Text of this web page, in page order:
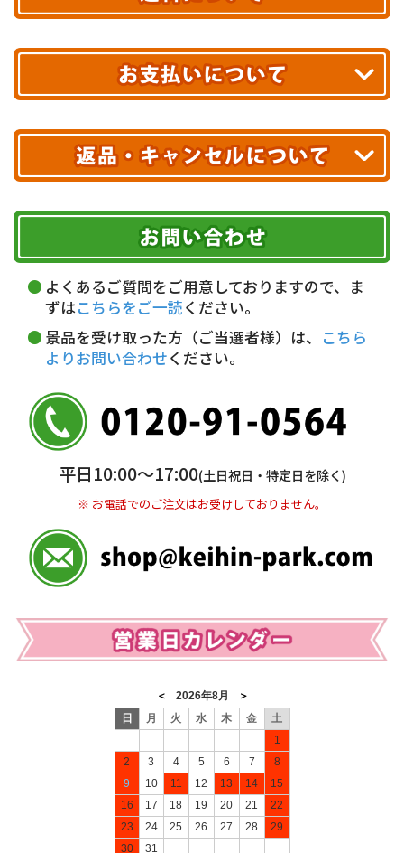
あす着エリアが対象です。
エリアやお届け日の確認はこちら▶
※ 配送業者による配送遅延が生じる可能性がございます。
※ 沖縄・離島はお届けできません。
送料無料!
10,000円未満 全国一律1,100円(税込)
配送業者
ヤマト運輸
お届け可能時間帯
午前中 14～16時
16～18時
18～20時
19～21時 指定なし
クレジットカード
代金引換(現金のみ)
5,000円未満…330円(税込)
銀行振込(前払い)
普通 7263489
＜口座名＞ カ）ディースタイル
※ 振込み手数料お客様ご負担。
期限を含むルール（条件）や、お客様にご負担い
ただく費用がございます。
詳しくはこちら▶
よくあるご質問をご用意しておりますので、ま
ずはこちらをご一読ください。
景品を受け取った方（ご当選者様）は、 こちら
よりお問い合わせください。
平日10:00〜17:00(土日祝日・特定日を除く)
※ お電話でのご注文はお受けしておりません。